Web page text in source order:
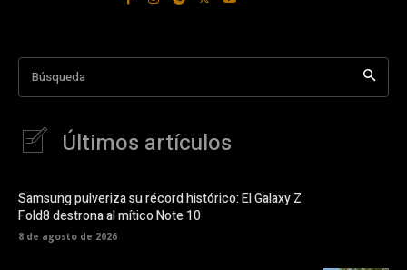
Búsqueda
Últimos artículos
Samsung pulveriza su récord histórico: El Galaxy Z
Fold8 destrona al mítico Note 10
8 de agosto de 2026